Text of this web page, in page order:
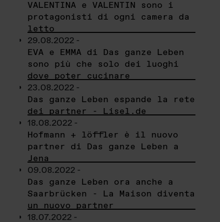
VALENTINA e VALENTIN sono i
protagonisti di ogni camera da
letto
29.08.2022 -
EVA e EMMA di Das ganze Leben
sono più che solo dei luoghi
dove poter cucinare
23.08.2022 -
Das ganze Leben espande la rete
dei partner - Lisel.de
18.08.2022 -
Hofmann + löffler è il nuovo
partner di Das ganze Leben a
Jena
09.08.2022 -
Das ganze Leben ora anche a
Saarbrücken - La Maison diventa
un nuovo partner
18.07.2022 -